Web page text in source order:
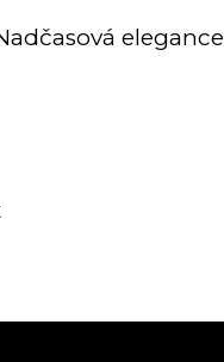
elegance